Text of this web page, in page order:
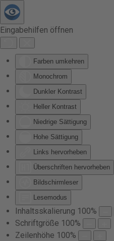
Eingabehilfen öffnen
Farben umkehren
Monochrom
Dunkler Kontrast
Heller Kontrast
Niedrige Sättigung
Hohe Sättigung
Links hervorheben
Überschriften hervorheben
Bildschirmleser
Lesemodus
Inhaltsskalierung 100%
Schriftgröße 100%
Zeilenhöhe 100%
Zum Hauptinhalt springen